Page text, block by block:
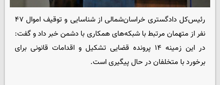
رئیس‌کل دادگستری خراسان‌شمالی از شناسایی و توقیف اموال ۴۷
نفر از متهمان مرتبط با شبکه‌های همکاری با دشمن خبر داد و گفت:
در این زمینه ۱۴ پرونده قضایی تشکیل و اقدامات قانونی برای
برخورد با متخلفان در حال پیگیری است.